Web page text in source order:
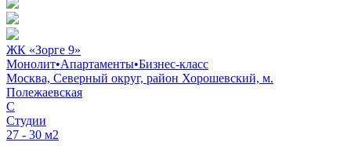
ЖК «Зорге 9»
Монолит•Апартаменты•Бизнес-класс
Москва, Северный округ, район Хорошевский, м.
Полежаевская
C
Студии
27 - 30 м2